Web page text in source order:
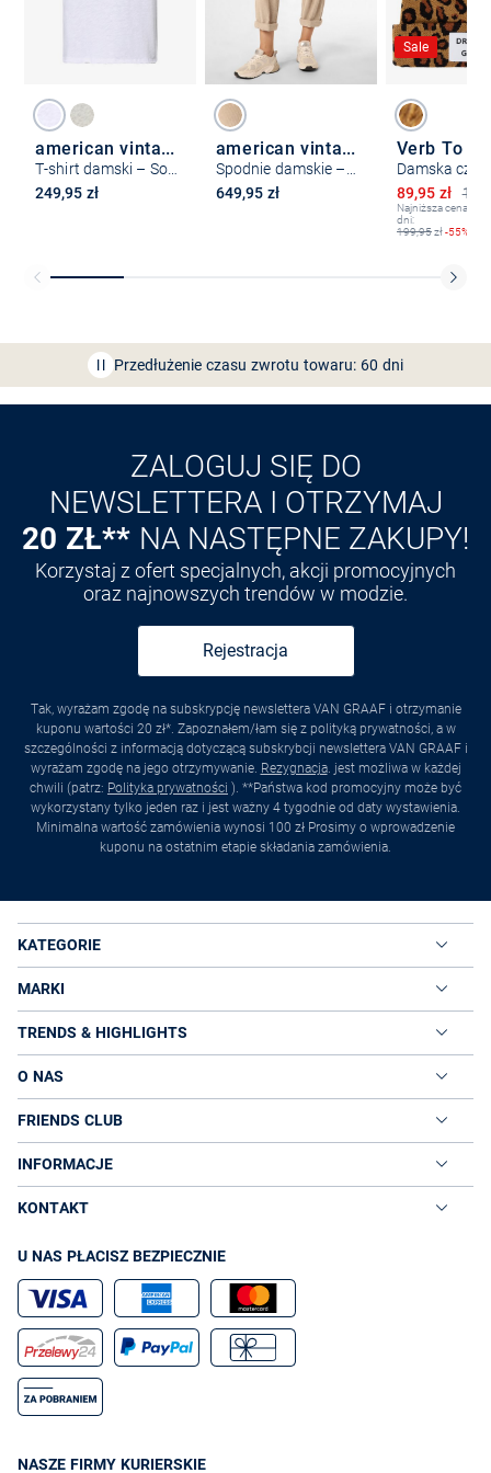
american vintage
T-shirt damski – Sonoma
249,95 zł
american vintage
649,95 zł
Sale
Verb To Do
Obniżona
89,95 zł
Najniższa cena z
dni:
199,95zł-55%
Przedłużenie czasu zwrotu towaru: 60 dni
Odkryj aplikację VANGRAAF
ZALOGUJ SIĘ DO
NEWSLETTERA I OTRZYMAJ
20 ZŁ** NA NASTĘPNE ZAKUPY!
Korzystaj z ofert specjalnych, akcji promocyjnych
oraz najnowszych trendów w modzie.
Rejestracja
Tak, wyrażam zgodę na subskrypcję newslettera VAN GRAAF i otrzymanie
kuponu wartości 20 zł*. Zapoznałem/łam się z polityką prywatności, a w
szczególności z informacją dotyczącą subskrybcji newslettera VAN GRAAF i
wyrażam zgodę na jego otrzymywanie. Rezygnacja. jest możliwa w każdej
chwili (patrz: Polityka prywatności ). **Państwa kod promocyjny może być
wykorzystany tylko jeden raz i jest ważny 4 tygodnie od daty wystawienia.
Minimalna wartość zamówienia wynosi 100 zł Prosimy o wprowadzenie
kuponu na ostatnim etapie składania zamówienia.
KATEGORIE
MARKI
TRENDS & HIGHLIGHTS
O NAS
FRIENDS CLUB
INFORMACJE
KONTAKT
U NAS PŁACISZ BEZPIECZNIE
NASZE FIRMY KURIERSKIE